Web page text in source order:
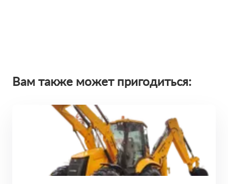
Вам также может пригодиться: